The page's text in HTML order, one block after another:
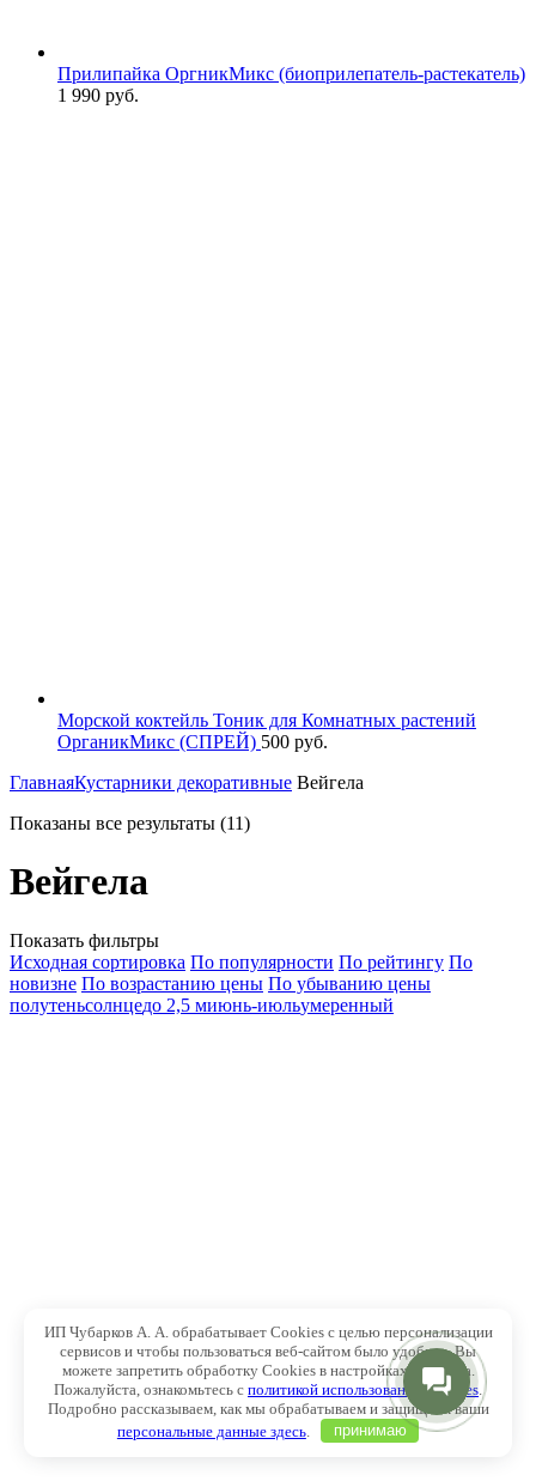
Прилипайка ОргникМикс (биоприлепатель-растекатель)
1 990 руб.
Морской коктейль Тоник для Комнатных растений
ОрганикМикс (СПРЕЙ) 500 руб.
ГлавнаяКустарники декоративные Вейгела
Показаны все результаты (11)
Вейгела
Показать фильтры
Исходная сортировка По популярности По рейтингу По
новизне По возрастанию цены По убыванию цены
полутеньсолнцедо 2,5 миюнь-июльумеренный
ИП Чубарков А. А. обрабатывает Cookies с целью персонализации
сервисов и чтобы пользоваться веб-сайтом было удобнее. Вы
можете запретить обработку Cookies в настройках браузера.
Пожалуйста, ознакомьтесь с политикой использования Cookies
Подробно рассказываем, как мы обрабатываем и защищаем ваши
персональные данные здесь. принимаю